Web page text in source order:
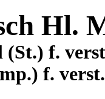
Hl.
f.
f.